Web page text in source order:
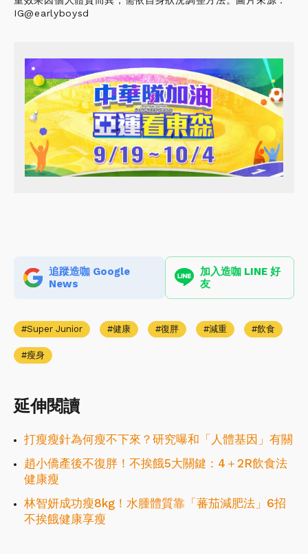
IG@earlyboysd
追蹤造咖 Google
News
加入造咖 LINE 好
友
Super Junior 健康 復胖 減重 飲食
瘦身
延伸閱讀
打瘦瘦針為何瘦不下來？研究曝和「人體基因」有關
趙小僑產後不復胖！不挨餓5大關鍵：4＋2R飲食法
健康瘦
林智妍成功瘦8kg！水腫體質靠「蕃茄減肥法」6招
不挨餓健康享瘦